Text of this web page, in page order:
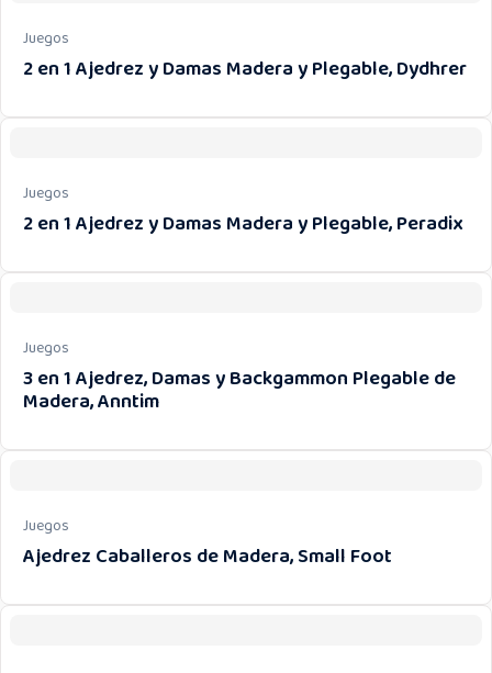
Juegos
2 en 1 Ajedrez y Damas Madera y Plegable, Dydhrer
Juegos
2 en 1 Ajedrez y Damas Madera y Plegable, Peradix
Juegos
3 en 1 Ajedrez, Damas y Backgammon Plegable de
Madera, Anntim
Juegos
Ajedrez Caballeros de Madera, Small Foot